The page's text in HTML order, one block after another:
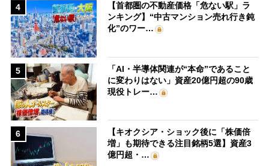
4
【首都圏の不動産価格「危ない駅」ラ
ンキング】“中古マンション売れ行き鈍
化”のワー…
5
「AI・半導体関連が“本命”であること
に変わりはない」資産20億円超の90歳
現役トレー…
6
【キオクシア・ショック後に「株価倍
増」も期待できる注目銘柄5選】資産3
億円超・…